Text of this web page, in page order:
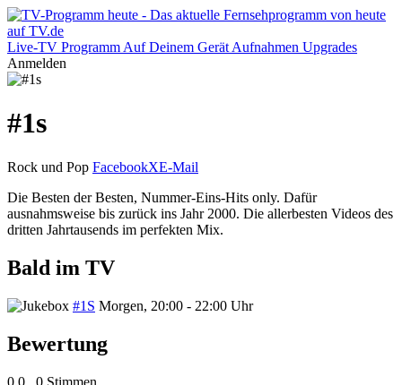
Live-TV Programm Auf Deinem Gerät Aufnahmen Upgrades
Anmelden
#1s
Rock und Pop FacebookXE-Mail
Die Besten der Besten, Nummer-Eins-Hits only. Dafür
ausnahmsweise bis zurück ins Jahr 2000. Die allerbesten Videos des
dritten Jahrtausends im perfekten Mix.
Bald im TV
#1S Morgen, 20:00 - 22:00 Uhr
Bewertung
0,0 0 Stimmen